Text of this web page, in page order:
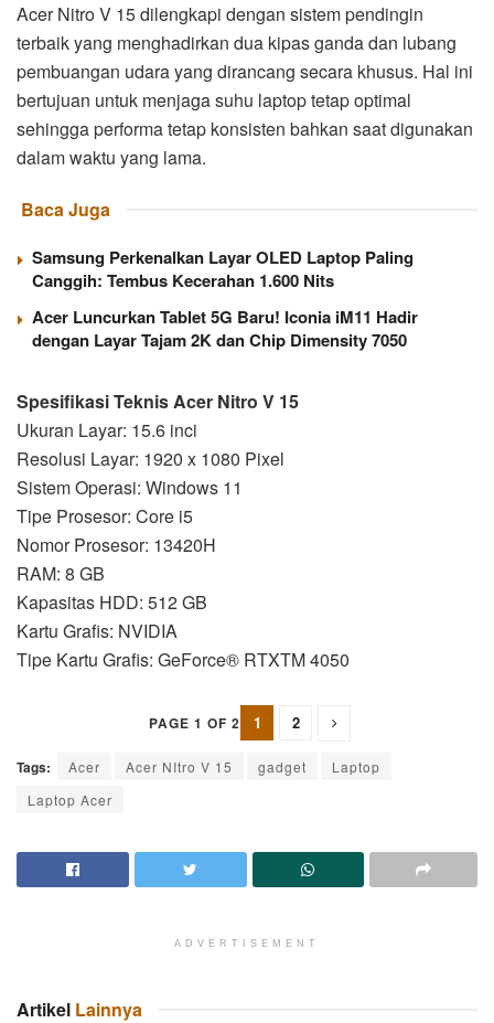
Acer Nitro V 15 dilengkapi dengan sistem pendingin
terbaik yang menghadirkan dua kipas ganda dan lubang
pembuangan udara yang dirancang secara khusus. Hal ini
bertujuan untuk menjaga suhu laptop tetap optimal
sehingga performa tetap konsisten bahkan saat digunakan
dalam waktu yang lama.
Baca Juga
Samsung Perkenalkan Layar OLED Laptop Paling
Canggih: Tembus Kecerahan 1.600 Nits
Acer Luncurkan Tablet 5G Baru! Iconia iM11 Hadir
dengan Layar Tajam 2K dan Chip Dimensity 7050
Spesifikasi Teknis Acer Nitro V 15
Ukuran Layar: 15.6 inci
Resolusi Layar: 1920 x 1080 Pixel
Sistem Operasi: Windows 11
Tipe Prosesor: Core i5
Nomor Prosesor: 13420H
RAM: 8 GB
Kapasitas HDD: 512 GB
Kartu Grafis: NVIDIA
Tipe Kartu Grafis: GeForce® RTXTM 4050
PAGE 1 OF 2 1 2
Tags: Acer Acer NItro V 15 gadget
Laptop
Laptop Acer
ADVERTISEMENT
Artikel Lainnya